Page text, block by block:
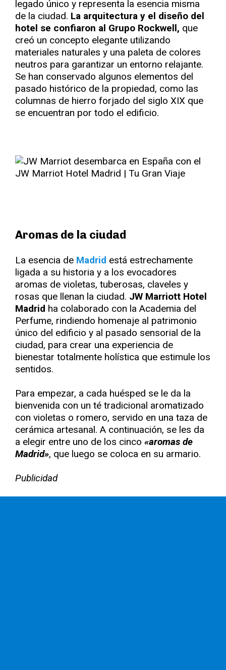
legado único y representa la esencia misma
de la ciudad. La arquitectura y el diseño del
hotel se confiaron al Grupo Rockwell, que
creó un concepto elegante utilizando
materiales naturales y una paleta de colores
neutros para garantizar un entorno relajante.
Se han conservado algunos elementos del
pasado histórico de la propiedad, como las
columnas de hierro forjado del siglo XIX que
se encuentran por todo el edificio.
Aromas de la ciudad
La esencia de Madrid está estrechamente
ligada a su historia y a los evocadores
aromas de violetas, tuberosas, claveles y
rosas que llenan la ciudad. JW Marriott Hotel
Madrid ha colaborado con la Academia del
Perfume, rindiendo homenaje al patrimonio
único del edificio y al pasado sensorial de la
ciudad, para crear una experiencia de
bienestar totalmente holística que estimule los
sentidos.
Para empezar, a cada huésped se le da la
bienvenida con un té tradicional aromatizado
con violetas o romero, servido en una taza de
cerámica artesanal. A continuación, se les da
a elegir entre uno de los cinco «aromas de
Madrid», que luego se coloca en su armario.
Publicidad